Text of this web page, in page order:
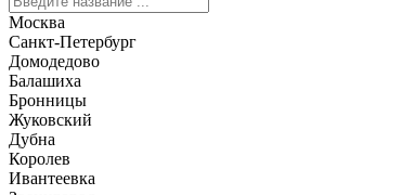
Москва
Санкт-Петербург
Домодедово
Балашиха
Бронницы
Жуковский
Дубна
Королев
Ивантеевка